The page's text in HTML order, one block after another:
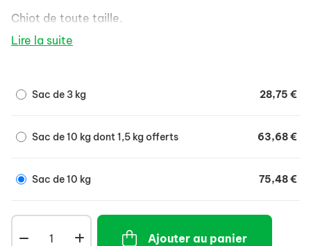
Chiot de toute taille.
Lire la suite
Sac de 3 kg 28,75 €
Sac de 10 kg dont 1,5 kg offerts 63,68 €
Sac de 10 kg 75,48 €
Ajouter au panier